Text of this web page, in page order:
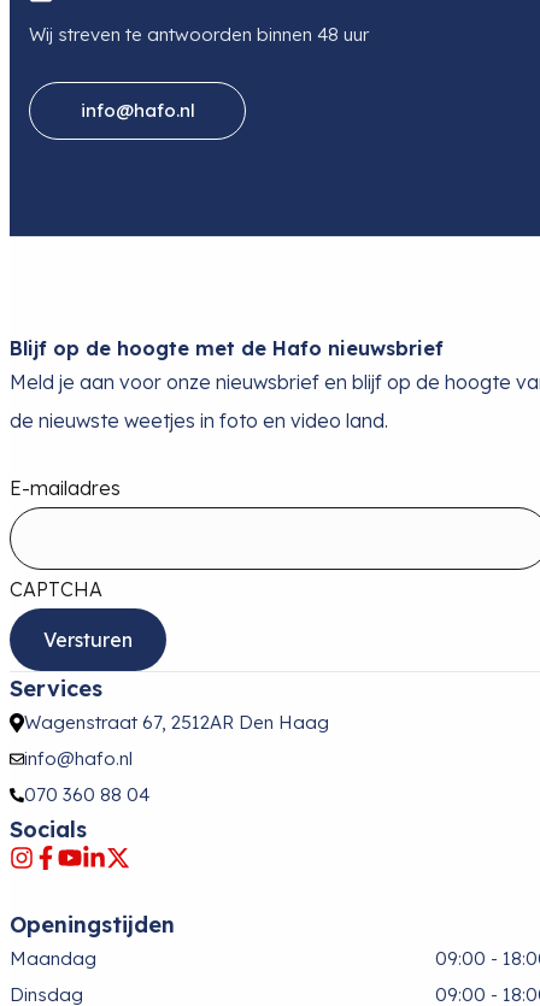
Wij streven te antwoorden binnen 48 uur
info@hafo.nl
Blijf op de hoogte met de Hafo nieuwsbrief
Meld je aan voor onze nieuwsbrief en blijf op de hoogte
de nieuwste weetjes in foto en video land.
E-mailadres
CAPTCHA
Services
Wagenstraat 67, 2512AR Den Haag
info@hafo.nl
070 360 88 04
Socials
Openingstijden
Maandag
09:00 -
Dinsdag
09:00 -